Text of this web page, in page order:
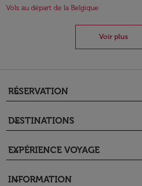
Vols au départ de la Belgique
Voir plus
RÉSERVATION
keyboard_arrow_down
DESTINATIONS
keyboard_arrow_down
EXPÉRIENCE VOYAGE
keyboard_arrow_down
INFORMATION
keyboard_arrow_down